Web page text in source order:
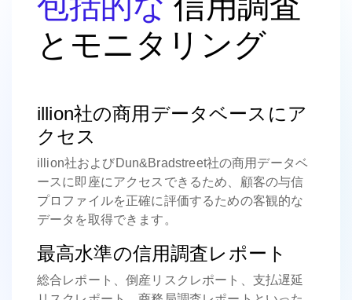
とモニタリング
illion社の商用データベースにア
クセス
illion社およびDun&Bradstreet社の商用データベ
ースに即座にアクセスできるため、顧客の与信
プロファイルを正確に評価するための客観的な
データを取得できます。
最高水準の信用調査レポート
総合レポート、倒産リスクレポート、支払遅延